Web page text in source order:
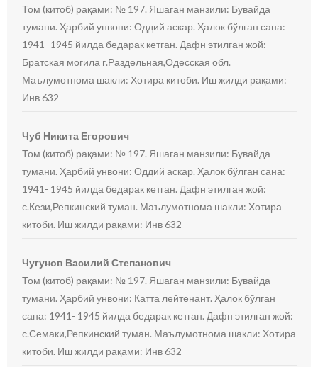
Том (китоб) рақами: № 197. Яшаган манзили: Бувайда
тумани. Ҳарбий унвони: Оддий аскар. Ҳалок бўлган сана:
1941- 1945 йилда бедарак кетган. Дафн этилган жой:
Братская могила г.Раздельная,Одесская обл.
Маълумотнома шакли: Хотира китоби. Иш жилди рақами:
Инв 632
Чуб Никита Егорович
Том (китоб) рақами: № 197. Яшаган манзили: Бувайда
тумани. Ҳарбий унвони: Оддий аскар. Ҳалок бўлган сана:
1941- 1945 йилда бедарак кетган. Дафн этилган жой:
с.Кези,Репкинский туман. Маълумотнома шакли: Хотира
китоби. Иш жилди рақами: Инв 632
Чугунов Василий Степанович
Том (китоб) рақами: № 197. Яшаган манзили: Бувайда
тумани. Ҳарбий унвони: Катта лейтенант. Ҳалок бўлган
сана: 1941- 1945 йилда бедарак кетган. Дафн этилган жой:
с.Семаки,Репкинский туман. Маълумотнома шакли: Хотира
китоби. Иш жилди рақами: Инв 632